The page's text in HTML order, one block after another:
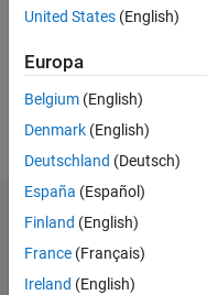
Follow
Dashboard
United States (English)
Europa
Belgium (English)
Denmark (English)
Deutschland (Deutsch)
España (Español)
Finland (English)
France (Français)
Ireland (English)